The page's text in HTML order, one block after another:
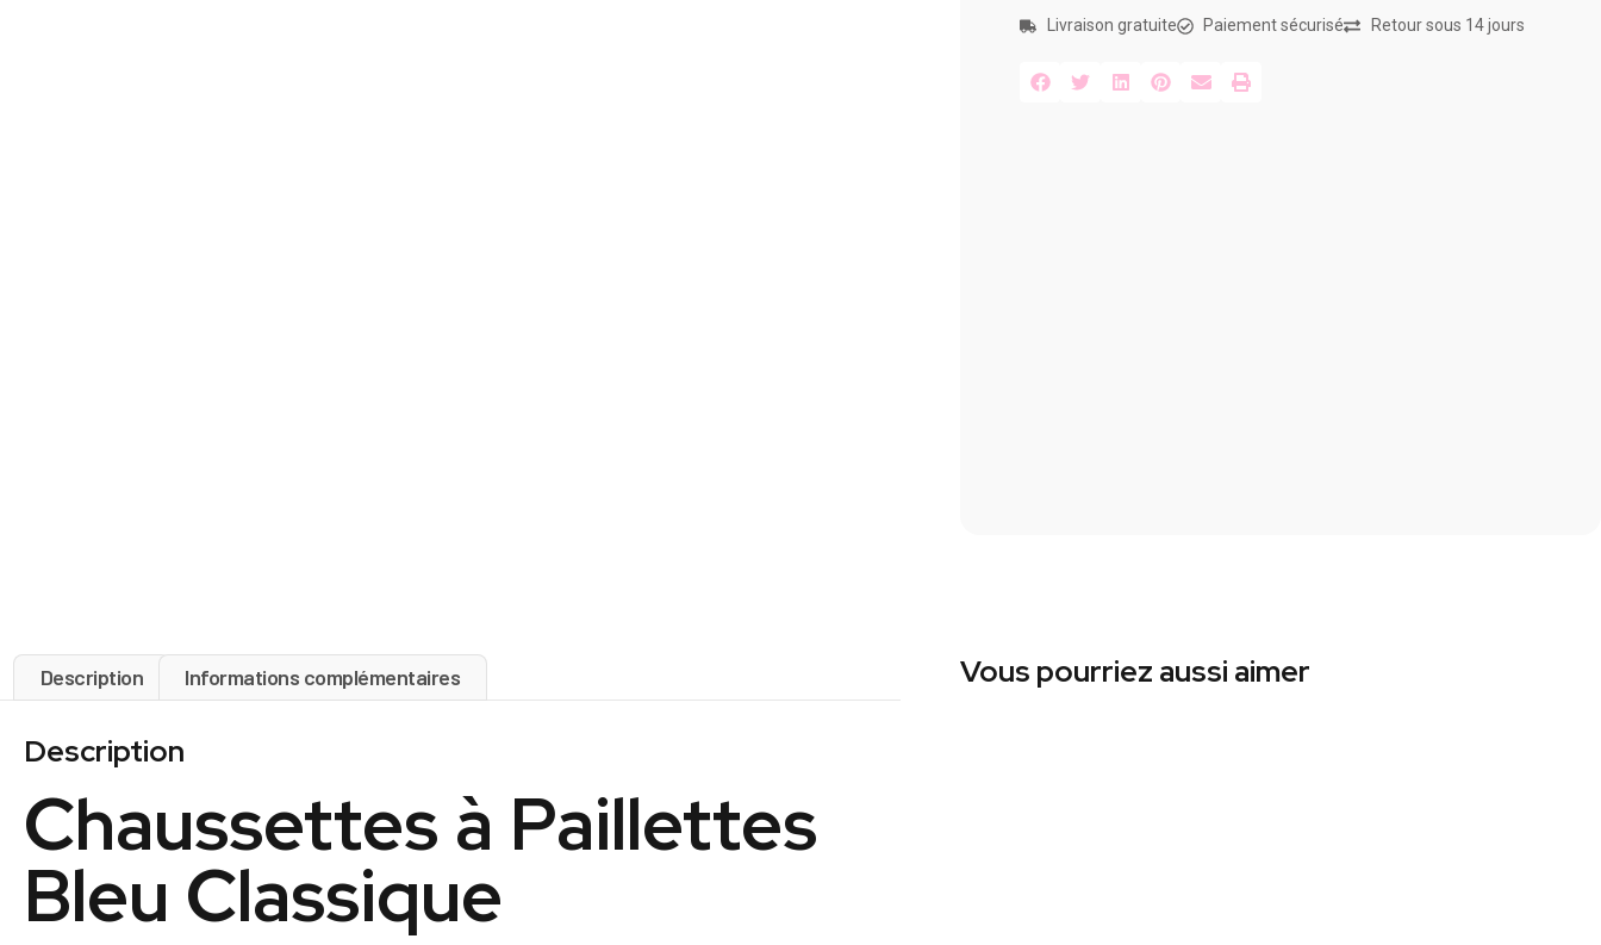
Livraison gratuite Paiement sécurisé Retour sous 14 jours
Description Informations complémentaires
Description
Chaussettes à Paillettes
Bleu Classique
Vous pourriez aussi aimer